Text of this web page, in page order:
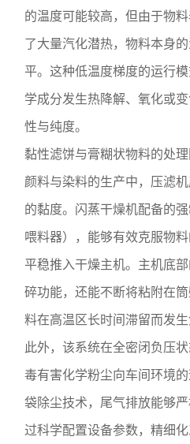
的温度可能较高，但由于物
了大量汽化潜热，物料本身
平。这种低温度梯度的运行
学成分发生热降解、氧化或
性与纯度。
黏性滤饼与膏糊状物料的处
颜料与染料的生产中，压滤
的黏度。闪蒸干燥机配备的
喂料器），能够有效克服物
平稳推入干燥主机。主机底
碎功能，还能不断将粘附在
料在高温区长时间滞留而发生
此外，该系统在全密闭负压
毒有害化学粉尘向车间环境
袋除尘技术，尾气排放能够
过科学配置设备参数，精细